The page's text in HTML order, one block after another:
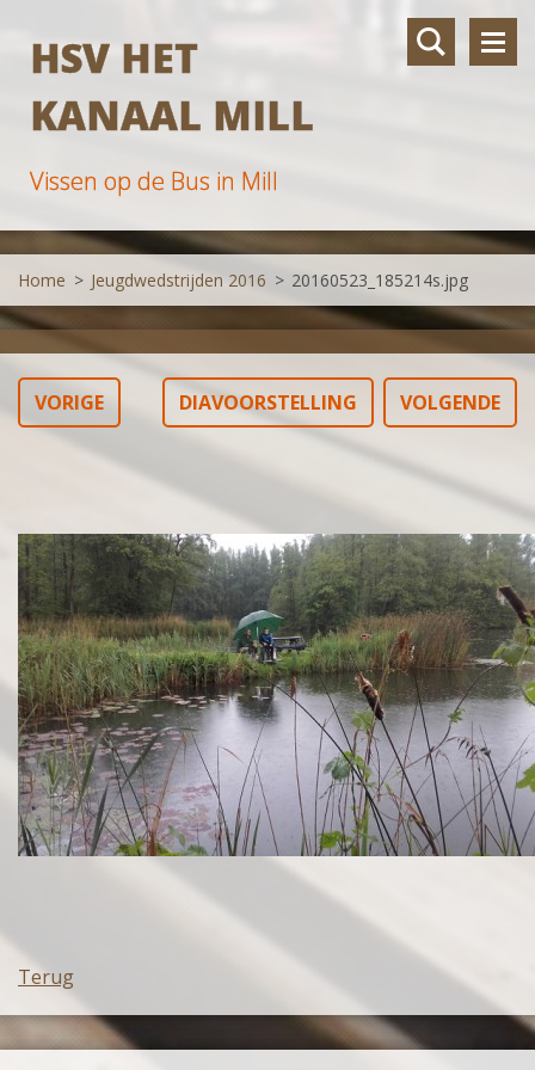
HSV HET
KANAAL MILL
Vissen op de Bus in Mill
Home > Jeugdwedstrijden 2016 > 20160523_185214s.jpg
VORIGE DIAVOORSTELLING VOLGENDE
Terug